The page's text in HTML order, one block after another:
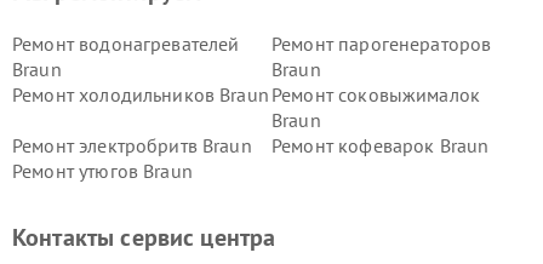
Ремонт водонагревателей
Braun
Ремонт парогенераторов
Braun
Ремонт холодильников Braun Ремонт соковыжималок
Braun
Ремонт электробритв Braun
Ремонт кофеварок Braun
Ремонт утюгов Braun
Контакты сервис центра